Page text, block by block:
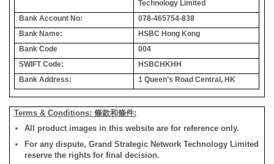
Technology Limited
Bank Account No:
078-465754-838
Bank Name:
HSBC Hong Kong
Bank Code
004
SWIFT Code:
HSBCHKHH
Bank Address:
1 Queen’s Road Central, HK
Terms & Conditions: 條款和條件:
All product images in this website are for reference only.
For any dispute, Grand Strategic Network Technology Limited
reserve the rights for final decision.